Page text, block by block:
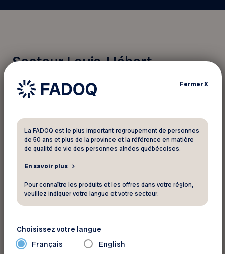
Secteur Louis-Hébert
Liste des clubs
activités du secteur
Club FADOQ Les Saules Duberger
Club FADOQ ND de Pitié
Club FADOQ de l’Ancienne-Lorette
Club FADOQ Bonne Entente
Club FADOQ Ste-Geneviève
FermerX
La FADOQ est le plus important regroupement de personnes
de 50 ans et plus de la province et la référence en matière
de qualité de vie des personnes aînées québécoises.
En savoir plus
Pour connaître les produits et les offres dans votre région,
veuillez indiquer votre langue et votre secteur.
Choisissez votre langue
Français English